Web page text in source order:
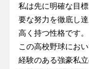
私は先に明確な目
要な努力を徹底し
高く持つ性格です。
この高校野球にお
経験のある強豪私